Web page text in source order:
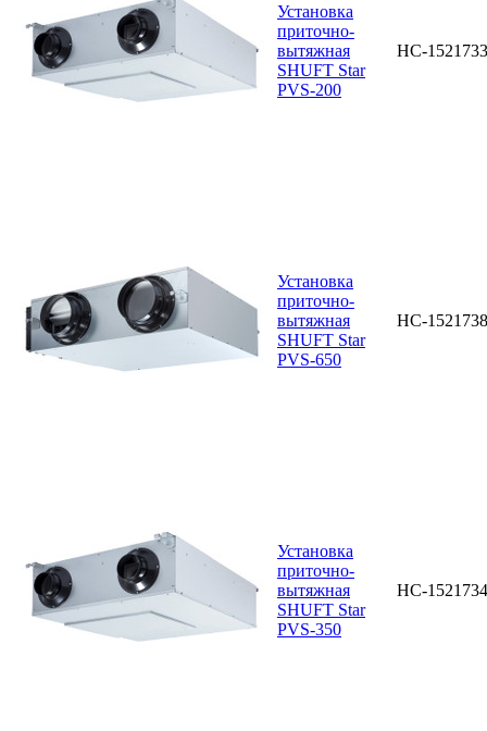
Установка
приточно-
вытяжная
SHUFT Star
PVS-200
НС-1521733
Установка
приточно-
вытяжная
SHUFT Star
PVS-650
НС-1521738
Установка
приточно-
вытяжная
SHUFT Star
PVS-350
НС-1521734